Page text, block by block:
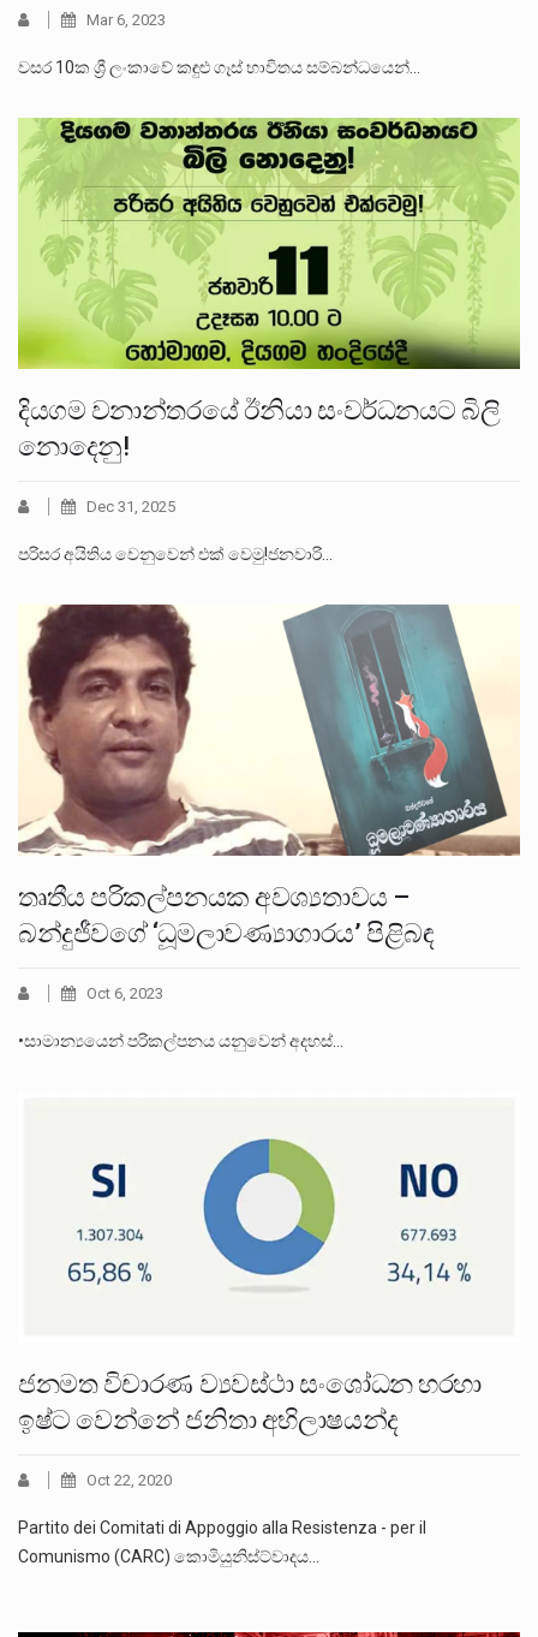
Mar 6, 2023
වසර 10ක ශ්‍රී ලංකාවේ කඳුළු ගෑස් භාවිතය සම්බන්ධයෙන්…
දියගම වනාන්තරයේ ඊනියා සංවර්ධනයට බිලි
නොදෙනු!
Dec 31, 2025
පරිසර අයිතිය වෙනුවෙන් එක් වෙමු!ජනවාරි…
තෘතීය පරිකල්පනයක අවශ්‍යතාවය –
බන්දුජීවගේ ‘ධූමලාවණ්‍යාගාරය’ පිළිබඳ
Oct 6, 2023
•සාමාන්‍යයෙන් පරිකල්පනය යනුවෙන් අදහස්…
ජනමත විචාරණ ව්‍යවස්ථා සංශෝධන හරහා
ඉෂ්ට වෙන්නේ ජනිතා අභිලාෂයන්ද
Oct 22, 2020
Partito dei Comitati di Appoggio alla Resistenza - per il
Comunismo (CARC) කොමියුනිස්ට්වාදය…